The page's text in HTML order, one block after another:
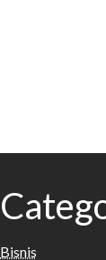
Bisnis